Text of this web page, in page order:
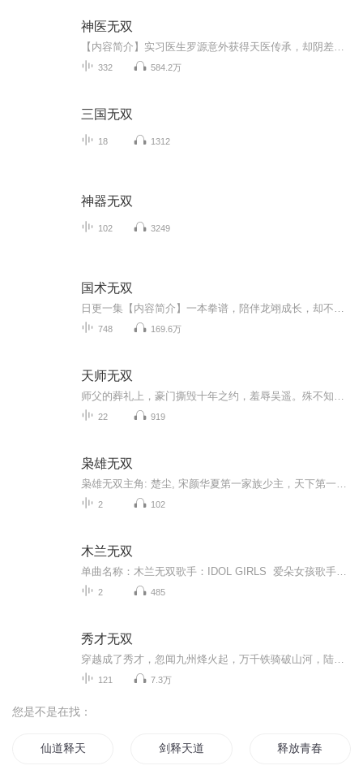
神医无双
332 584.2万
三国无双
18 1312
神器无双
102 3249
国术无双
748 169.6万
天师无双
22 919
枭雄无双
2 102
木兰无双
2 485
秀才无双
121 7.3万
您是不是在找：
仙道释天 剑释天道 释放青春